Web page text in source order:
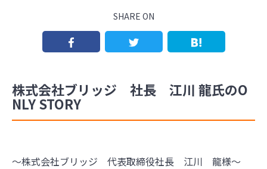
SHARE ON
株式会社ブリッジ 社長 江川 龍氏のO
NLY STORY
～株式会社ブリッジ 代表取締役社長 江川 龍様～